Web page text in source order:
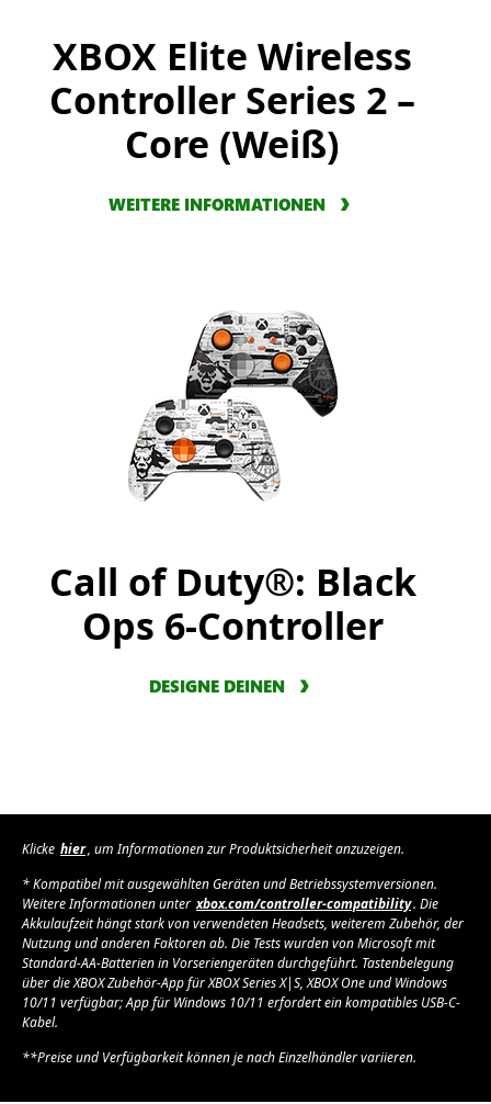
XBOX Elite Wireless
Controller Series 2 –
Core (Weiß)
WEITERE INFORMATIONEN
Call of Duty®: Black
Ops 6-Controller
DESIGNE DEINEN
Klicke hier, um Informationen zur Produktsicherheit anzuzeigen.
* Kompatibel mit ausgewählten Geräten und Betriebssystemversionen.
Weitere Informationen unter xbox.com/controller-compatibility. Die
Akkulaufzeit hängt stark von verwendeten Headsets, weiterem Zubehör, der
Nutzung und anderen Faktoren ab. Die Tests wurden von Microsoft mit
Standard-AA-Batterien in Vorseriengeräten durchgeführt. Tastenbelegung
über die XBOX Zubehör-App für XBOX Series X|S, XBOX One und Windows
10/11 verfügbar; App für Windows 10/11 erfordert ein kompatibles USB-C-
Kabel.
**Preise und Verfügbarkeit können je nach Einzelhändler variieren.